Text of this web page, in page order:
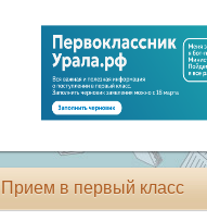
Прием в первый класс